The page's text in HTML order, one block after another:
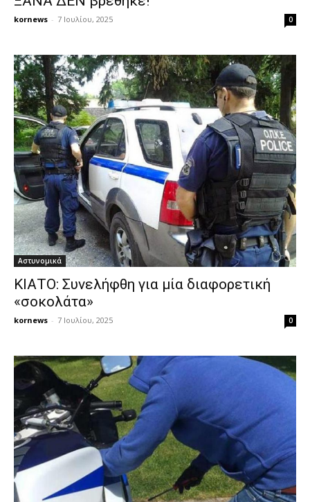
kornews - 7 Ιουλίου, 2025 0
Αστυνομικά
ΚΙΑΤΟ: Συνελήφθη για μία διαφορετική
«σοκολάτα»
kornews - 7 Ιουλίου, 2025 0